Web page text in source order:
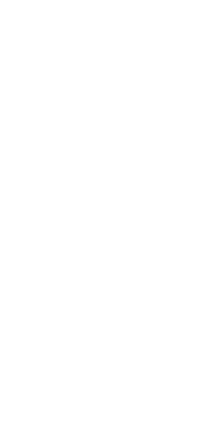
وانفقوا مما رزقناهم
وَأَقَامُوا۟ ٱلصَّلَوٰةَ
et ceux qui endurent